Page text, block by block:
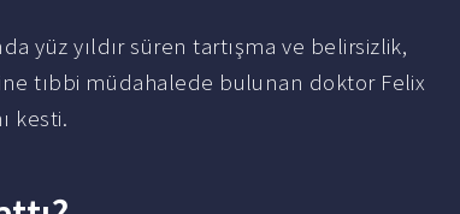
yüz yıldır süren tartışma ve belirsizlik,
tıbbi müdahalede bulunan doktor Felix
kesti.